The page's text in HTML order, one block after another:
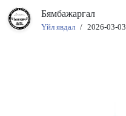
Бямбажаргал
Үйл явдал / 2026-03-03